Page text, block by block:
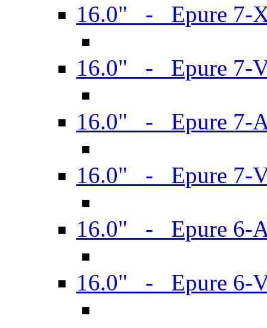
16.0" - Epure 7-
16.0" - Epure 7-
16.0" - Epure 7-
16.0" - Epure 7-
16.0" - Epure 6-
16.0" - Epure 6-